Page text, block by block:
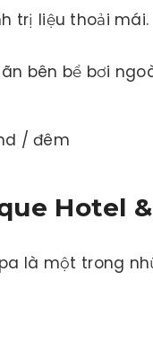
trị liệu thoải mái.
bên bể bơi
/ đêm
Hotel
là một trong